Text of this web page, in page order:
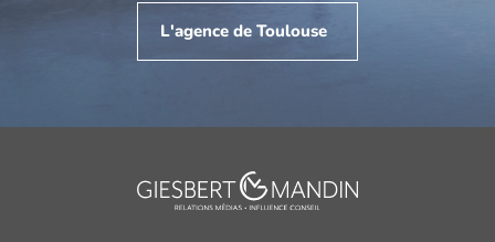
L'agence de Toulouse